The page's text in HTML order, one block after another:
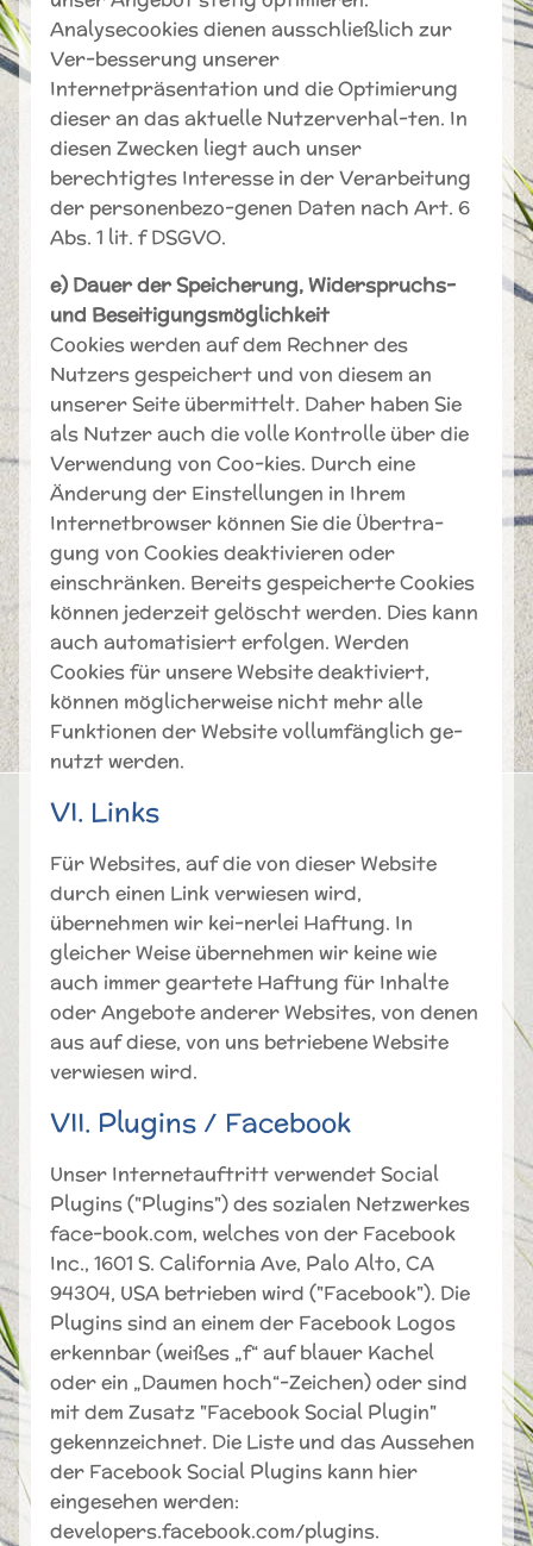
Analysecookies dienen ausschließlich zur
Ver-besserung unserer
Internetpräsentation und die Optimierung
dieser an das aktuelle Nutzerverhal-ten. In
diesen Zwecken liegt auch unser
berechtigtes Interesse in der Verarbeitung
der personenbezo-genen Daten nach Art. 6
Abs. 1 lit. f DSGVO.
e) Dauer der Speicherung, Widerspruchs-
und Beseitigungsmöglichkeit
Cookies werden auf dem Rechner des
Nutzers gespeichert und von diesem an
unserer Seite übermittelt. Daher haben Sie
als Nutzer auch die volle Kontrolle über die
Verwendung von Coo-kies. Durch eine
Änderung der Einstellungen in Ihrem
Internetbrowser können Sie die Übertra-
gung von Cookies deaktivieren oder
einschränken. Bereits gespeicherte Cookies
können jederzeit gelöscht werden. Dies kann
auch automatisiert erfolgen. Werden
Cookies für unsere Website deaktiviert,
können möglicherweise nicht mehr alle
Funktionen der Website vollumfänglich ge-
nutzt werden.
VI. Links
Für Websites, auf die von dieser Website
durch einen Link verwiesen wird,
übernehmen wir kei-nerlei Haftung. In
gleicher Weise übernehmen wir keine wie
auch immer geartete Haftung für Inhalte
oder Angebote anderer Websites, von denen
aus auf diese, von uns betriebene Website
verwiesen wird.
VII. Plugins / Facebook
Unser Internetauftritt verwendet Social
Plugins ("Plugins") des sozialen Netzwerkes
face-book.com, welches von der Facebook
Inc., 1601 S. California Ave, Palo Alto, CA
94304, USA betrieben wird ("Facebook"). Die
Plugins sind an einem der Facebook Logos
erkennbar (weißes „f“ auf blauer Kachel
oder ein „Daumen hoch“-Zeichen) oder sind
mit dem Zusatz "Facebook Social Plugin"
gekennzeichnet. Die Liste und das Aussehen
der Facebook Social Plugins kann hier
eingesehen werden:
developers.facebook.com/plugins.